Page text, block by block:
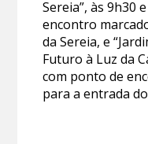
Sereia”, às 9h30
encontro
da Sereia, e
Futuro à Luz da
com ponto de
para a entrada